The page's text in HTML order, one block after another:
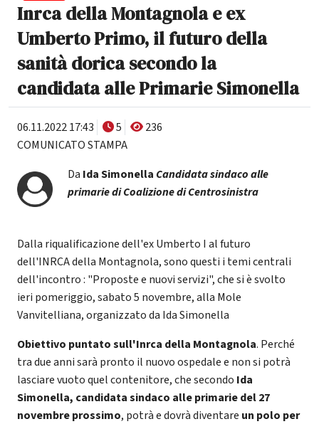
Inrca della Montagnola e ex
Umberto Primo, il futuro della
sanità dorica secondo la
candidata alle Primarie Simonella
06.11.2022 17:43 5
236
COMUNICATO STAMPA
Da Ida Simonella Candidata sindaco alle
primarie di Coalizione di Centrosinistra
Dalla riqualificazione dell'ex Umberto I al futuro
dell'INRCA della Montagnola, sono questi i temi centrali
dell'incontro : "Proposte e nuovi servizi", che si è svolto
ieri pomeriggio, sabato 5 novembre, alla Mole
Vanvitelliana, organizzato da Ida Simonella
Obiettivo puntato sull'Inrca della Montagnola. Perché
tra due anni sarà pronto il nuovo ospedale e non si potrà
lasciare vuoto quel contenitore, che secondo Ida
Simonella, candidata sindaco alle primarie del 27
novembre prossimo, potrà e dovrà diventare un polo per